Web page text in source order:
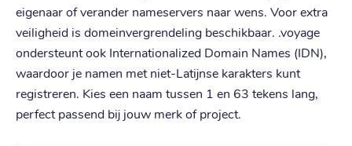
eigenaar of verander nameservers naar wens. Voor extra
veiligheid is domeinvergrendeling beschikbaar. .voyage
ondersteunt ook Internationalized Domain Names (IDN),
waardoor je namen met niet-Latijnse karakters kunt
registreren. Kies een naam tussen 1 en 63 tekens lang,
perfect passend bij jouw merk of project.